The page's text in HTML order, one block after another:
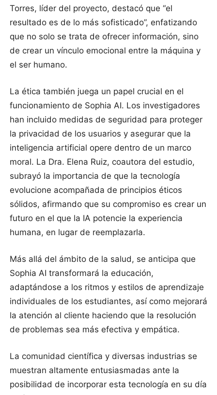
Torres, líder del proyecto, destacó que “el
resultado es de lo más sofisticado”, enfatizando
que no solo se trata de ofrecer información, sino
de crear un vínculo emocional entre la máquina y
el ser humano.
La ética también juega un papel crucial en el
funcionamiento de Sophia AI. Los investigadores
han incluido medidas de seguridad para proteger
la privacidad de los usuarios y asegurar que la
inteligencia artificial opere dentro de un marco
moral. La Dra. Elena Ruiz, coautora del estudio,
subrayó la importancia de que la tecnología
evolucione acompañada de principios éticos
sólidos, afirmando que su compromiso es crear un
futuro en el que la IA potencie la experiencia
humana, en lugar de reemplazarla.
Más allá del ámbito de la salud, se anticipa que
Sophia AI transformará la educación,
adaptándose a los ritmos y estilos de aprendizaje
individuales de los estudiantes, así como mejorará
la atención al cliente haciendo que la resolución
de problemas sea más efectiva y empática.
La comunidad científica y diversas industrias se
muestran altamente entusiasmadas ante la
posibilidad de incorporar esta tecnología en su día